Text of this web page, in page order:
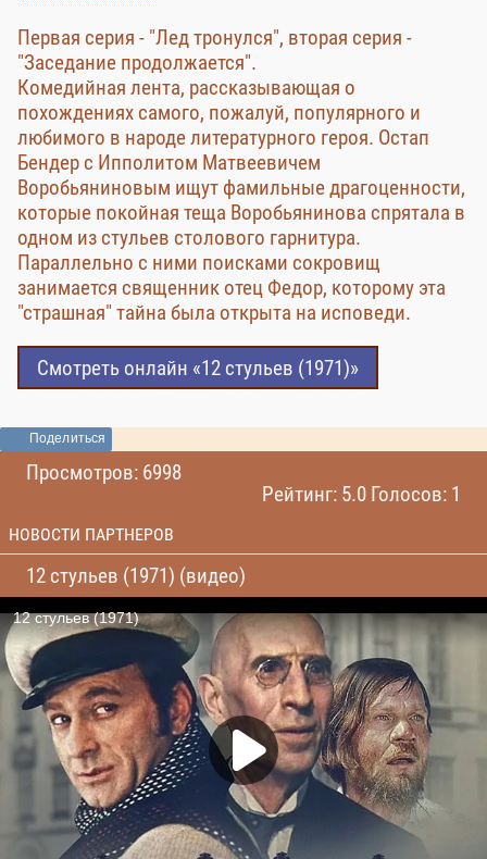
Первая серия - "Лед тронулся", вторая серия -
"Заседание продолжается".
Комедийная лента, рассказывающая о
похождениях самого, пожалуй, популярного и
любимого в народе литературного героя. Остап
Бендер с Ипполитом Матвеевичем
Воробьяниновым ищут фамильные драгоценности,
которые покойная теща Воробьянинова спрятала в
одном из стульев столового гарнитура.
Параллельно с ними поисками сокровищ
занимается священник отец Федор, которому эта
"страшная" тайна была открыта на исповеди.
Смотреть онлайн «12 стульев (1971)»
Поделиться
Просмотров: 6998
Рейтинг: 5.0 Голосов: 1
НОВОСТИ ПАРТНЕРОВ
12 стульев (1971) (видео)